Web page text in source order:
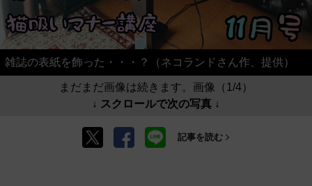
雑誌の表紙を飾った・・・？（ネコランドさん作、提供）
まだまだ画像は続きます。画像（1/4）
↓ スクロールで次の写真 ↓
記事を読む